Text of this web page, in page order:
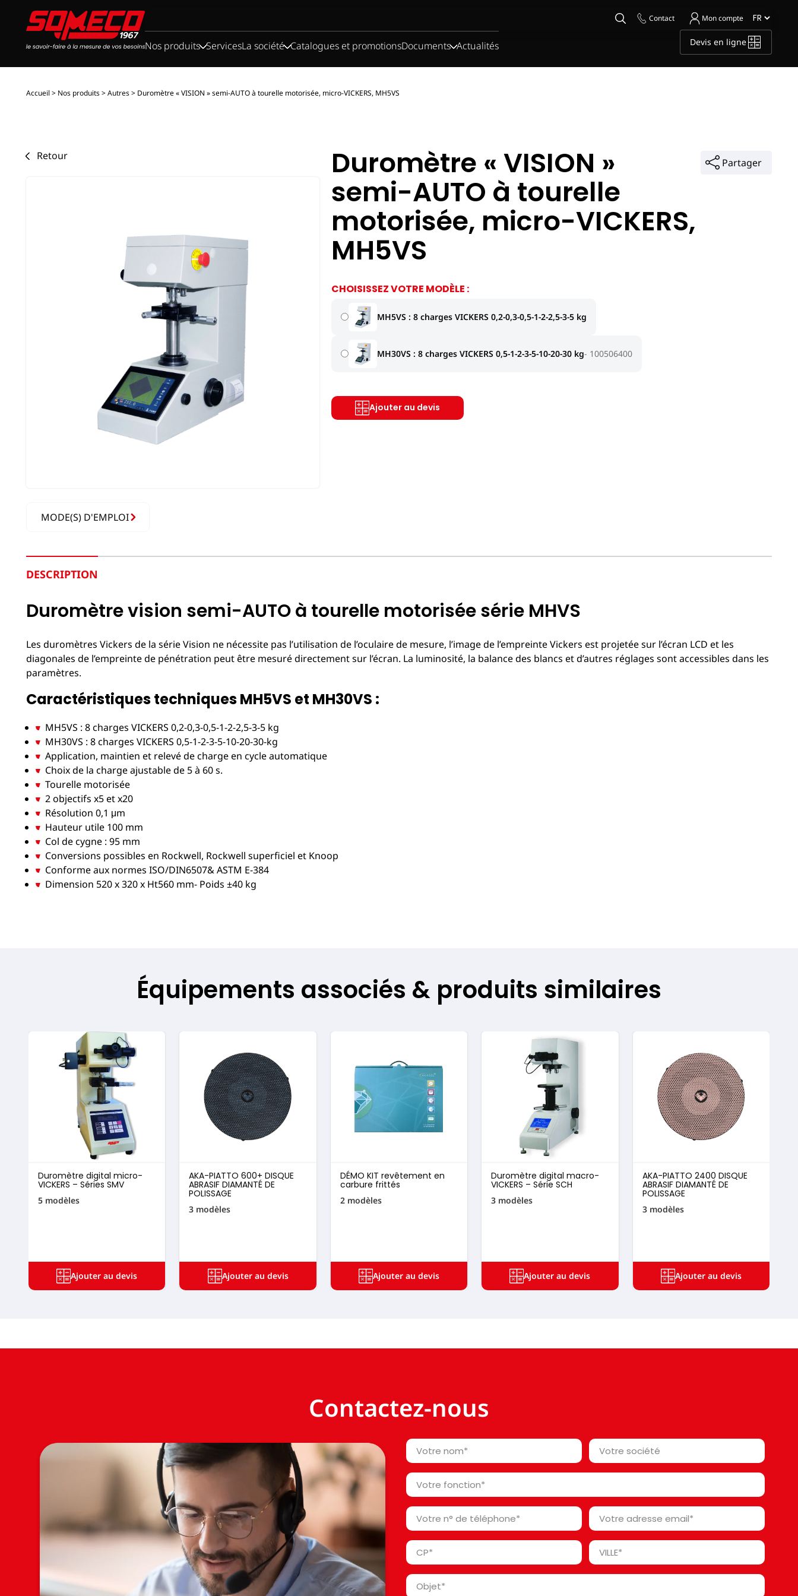
Rechercher : Contact Mon compte
Nos produits ServicesLa société Catalogues et promotionsDocuments Actualités Devis en ligne
Accueil > Nos produits>Autres> Duromètre « VISION » semi-AUTO à tourelle motorisée, micro-VICKERS, MH5VS
Retour
MODE(S) D'EMPLOI
Duromètre « VISION »
semi-AUTO à tourelle
motorisée, micro-VICKERS,
MH5VS
Partager
CHOISISSEZ VOTRE MODÈLE :
MH5VS : 8 charges VICKERS 0,2-0,3-0,5-1-2-2,5-3-5 kg
MH30VS : 8 charges VICKERS 0,5-1-2-3-5-10-20-30 kg 100506400
Ajouter au devis
DESCRIPTION
Duromètre vision semi-AUTO à tourelle motorisée série MHVS
Les duromètres Vickers de la série Vision ne nécessite pas l’utilisation de l’oculaire de mesure, l’image de l’empreinte Vickers est projetée sur l’écran LCD et les
diagonales de l’empreinte de pénétration peut être mesuré directement sur l’écran. La luminosité, la balance des blancs et d’autres réglages sont accessibles dans les
paramètres.
Caractéristiques techniques MH5VS et MH30VS :
MH5VS : 8 charges VICKERS 0,2-0,3-0,5-1-2-2,5-3-5 kg
MH30VS : 8 charges VICKERS 0,5-1-2-3-5-10-20-30-kg
Application, maintien et relevé de charge en cycle automatique
Choix de la charge ajustable de 5 à 60 s.
Tourelle motorisée
2 objectifs x5 et x20
Résolution 0,1 μm
Hauteur utile 100 mm
Col de cygne : 95 mm
Conversions possibles en Rockwell, Rockwell superficiel et Knoop
Conforme aux normes ISO/DIN6507& ASTM E-384
Dimension 520 x 320 x Ht560 mm- Poids ±40 kg
Équipements associés & produits similaires
Duromètre digital micro-
VICKERS – Séries SMV
5 modèles
Ajouter au devis
AKA-PIATTO 600+ DISQUE
ABRASIF DIAMANTÉ DE
POLISSAGE
3 modèles
Ajouter au devis
DÉMO KIT revêtement en
carbure frittés
2 modèles
Ajouter au devis
Duromètre digital macro-
VICKERS – Série SCH
3 modèles
Ajouter au devis
AKA-PIATTO 2400 DISQUE
ABRASIF DIAMANTÉ DE
POLISSAGE
3 modèles
Ajouter au devis
Contactez-nous
Votre
nom
*
Votre
société*
*
Votre
fonction
*
Votre
n°
de
téléphone
Votre
adresse
email
Code
Postal
*
Ville
*
Objet